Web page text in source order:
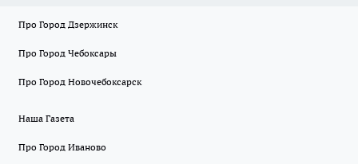
Про Город Дзержинск
Про Город Чебоксары
Про Город Новочебоксарск
Наша Газета
Про Город Иваново